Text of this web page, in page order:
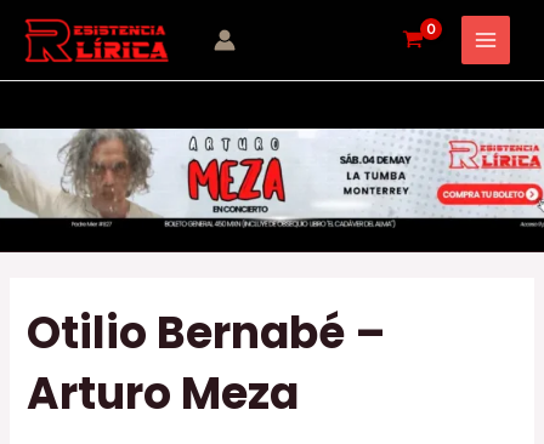
Otilio Bernabé –
Arturo Meza
Navegación
de